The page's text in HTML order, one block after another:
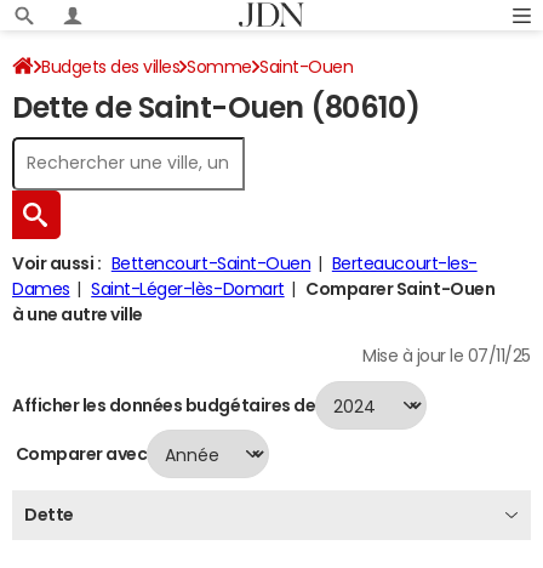
Budgets des villes Somme Saint-Ouen
Dette au 31/12/2024
Dette de Saint-Ouen (80610)
Voir aussi : Bettencourt-Saint-Ouen
Berteaucourt-les-
Dames
Saint-Léger-lès-Domart
Comparer Saint-Ouen
à une autre ville
Mise à jour le 07/11/25
Afficher les données budgétaires de
Comparer avec
Dette